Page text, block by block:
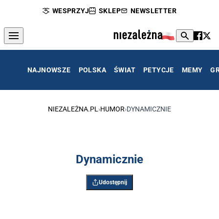
WESPRZYJ SKLEP NEWSLETTER
NAJNOWSZE POLSKA ŚWIAT PETYCJE MEMY
NIEZALEŻNA.PL ›HUMOR›DYNAMICZNIE
Dynamicznie
Udostępnij